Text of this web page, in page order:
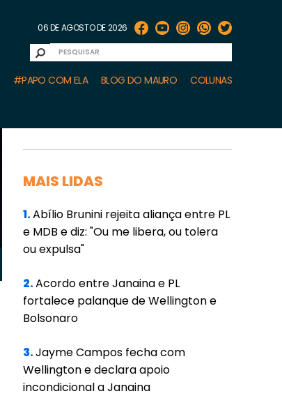
06 DE AGOSTO DE 2026
#PAPO COM ELA BLOG DO MAURO COLUNAS
MAIS LIDAS
1.Abílio Brunini rejeita aliança entre PL
e MDB e diz: "Ou me libera, ou tolera
ou expulsa"
2.Acordo entre Janaina e PL
fortalece palanque de Wellington e
Bolsonaro
3.Jayme Campos fecha com
Wellington e declara apoio
incondicional a Janaina